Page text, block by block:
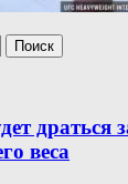
драться
веса